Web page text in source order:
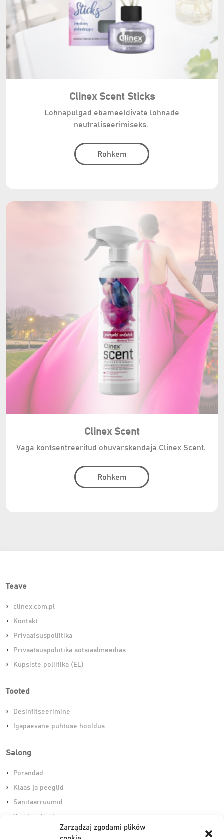
Zarządzaj zgodami plików
Clinex Scent Sticks
Lohnapulgad ebameeldivate lohnade
neutraliseerimiseks.
Rohkem
Clinex Scent
Vaga kontsentreeritud ohuvarskendaja Clinex Scent.
Rohkem
Teave
clinex.com.pl
Kontakt
Privaatsuspoliitika
Privaatsuspoliitika sotsiaalmeedias
Kupsiste poliitika (EL)
Tooted
Desinfitseerimine
Igapaevane puhtuse hooldus
Salong
Porandad
Klaas ja peeglid
Sanitaarruumid
Varskendamine